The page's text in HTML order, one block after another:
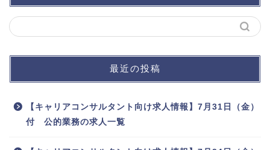
最近の投稿
【キャリアコンサルタント向け求人情報】7月31日（金）
付 公的業務の求人一覧